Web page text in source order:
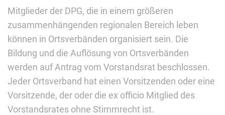
Mitglieder der DPG, die in einem größeren
zusammenhängenden regionalen Bereich leben
können in Ortsverbänden organisiert sein. Die
Bildung und die Auflösung von Ortsverbänden
werden auf Antrag vom Vorstandsrat beschlossen.
Jeder Ortsverband hat einen Vorsitzenden oder eine
Vorsitzende, der oder die ex officio Mitglied des
Vorstandsrates ohne Stimmrecht ist.